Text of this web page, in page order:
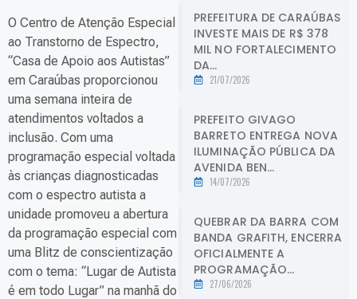
O Centro de Atenção Especial
ao Transtorno de Espectro,
“Casa de Apoio aos Autistas”
em Caraúbas proporcionou
uma semana inteira de
atendimentos voltados a
inclusão. Com uma
programação especial voltada
às crianças diagnosticadas
com o espectro autista a
unidade promoveu a abertura
da programação especial com
uma Blitz de conscientização
com o tema: “Lugar de Autista
é em todo Lugar” na manhã do
PREFEITURA DE CARAÚBAS
INVESTE MAIS DE R$ 378
MIL NO FORTALECIMENTO
DA...
21/07/2026
PREFEITO GIVAGO
BARRETO ENTREGA NOVA
ILUMINAÇÃO PÚBLICA DA
AVENIDA BEN...
14/07/2026
QUEBRAR DA BARRA COM
BANDA GRAFITH, ENCERRA
OFICIALMENTE A
PROGRAMAÇÃO...
27/06/2026